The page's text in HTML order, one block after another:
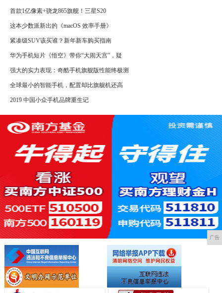
首款1亿像素+骁龙865旗舰！三星S20
这本少数派新出的《macOS 效率手册》
紧凑级SUV该买谁？新年新车购买指南
华为手机短片《悟空》带你“大闹天宫”，疑
强大的实力表现：奇酷手机旗舰版性能终极测
全球最小的智能手机，配置却比旗舰机还高
2019 中国小众手机品牌重生记
广告